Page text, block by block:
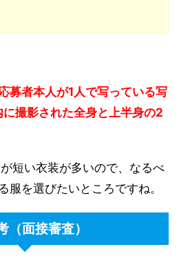
募者本人が1人で写っている写
に撮影された全身と上半身の2
短い衣装が多いので、なるべ
服を選びたいところですね。
（面接審査）